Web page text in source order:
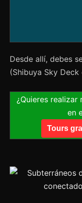
Desde allí, debes
(Shibuya Sky Deck
¿Quieres
en
Tours